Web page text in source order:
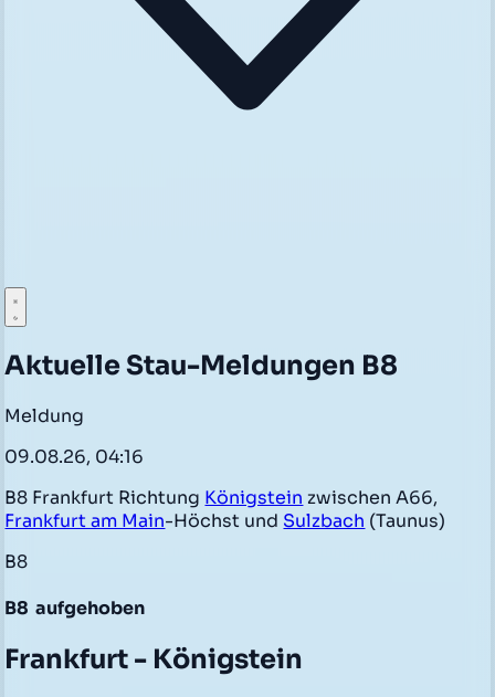
Aktuelle Stau-Meldungen B8
Meldung
09.08.26, 04:16
B8 Frankfurt Richtung Königstein zwischen A66,
Frankfurt am Main-Höchst und Sulzbach (Taunus)
B8
B8 aufgehoben
Frankfurt - Königstein